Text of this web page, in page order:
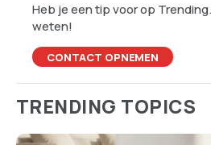
Heb je een tip voor op
weten!
CONTACT OPNEMEN
TRENDING TOPICS